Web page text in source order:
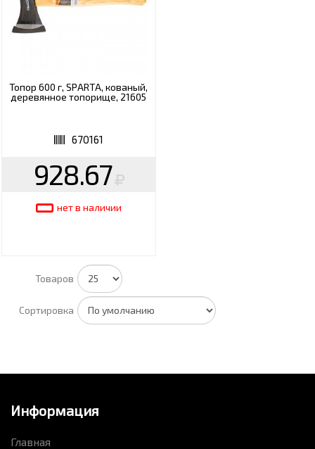
Топор 600 г, SPARTA, кованый,
деревянное топорище, 21605
670161
928.67
нет в наличии
Товаров
Сортировка
Информация
Главная